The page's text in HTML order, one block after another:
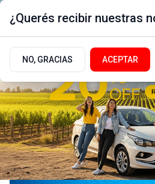
¿Querés recibir nuestras
NO, GRACIAS ACEPTAR